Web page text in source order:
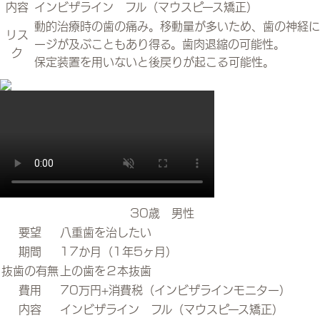
内容 インビザライン フル（マウスピース矯正）
リス
ク
動的治療時の歯の痛み。移動量が多いため、歯の神経
ージが及ぶこともあり得る。歯肉退縮の可能性。
保定装置を用いないと後戻りが起こる可能性。
30歳 男性
要望
八重歯を治したい
期間
17か月（1年5ヶ月）
抜歯の有無 上の歯を２本抜歯
費用
70万円+消費税（インビザラインモニター）
内容
インビザライン フル（マウスピース矯正）